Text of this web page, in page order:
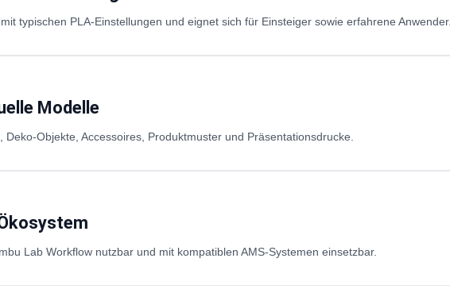
typischen PLA-Einstellungen und eignet sich für Einsteiger sowie erfahrene Anwender.
Modelle
Deko-Objekte, Accessoires, Produktmuster und Präsentationsdrucke.
Lab Workflow nutzbar und mit kompatiblen AMS-Systemen einsetzbar.